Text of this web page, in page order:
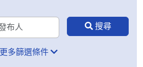
更多篩選條件